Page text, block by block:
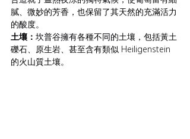
膩、微妙的芳香，也保留了其天然的充滿活力
的酸度。
土壤： 坎普谷擁有各種不同的土壤，包括黃土
礫石、原生岩、甚至含有類似 Heiligenstein
的火山質土壤。